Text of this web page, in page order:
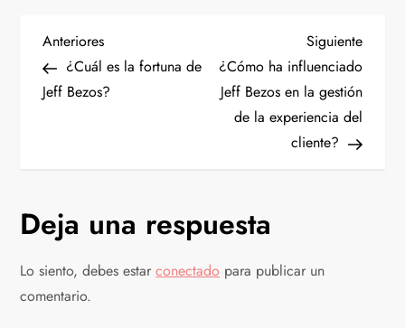
N
a
g
a
c
Entrada
anterior
Anteriores
¿Cuál es la fortuna de
Jeff Bezos?
Siguiente
¿Cómo ha influenciado
Jeff Bezos en la gestión
de la experiencia del
cliente?
Deja una respuesta
Lo siento, debes estarconectado para publicar un
comentario.